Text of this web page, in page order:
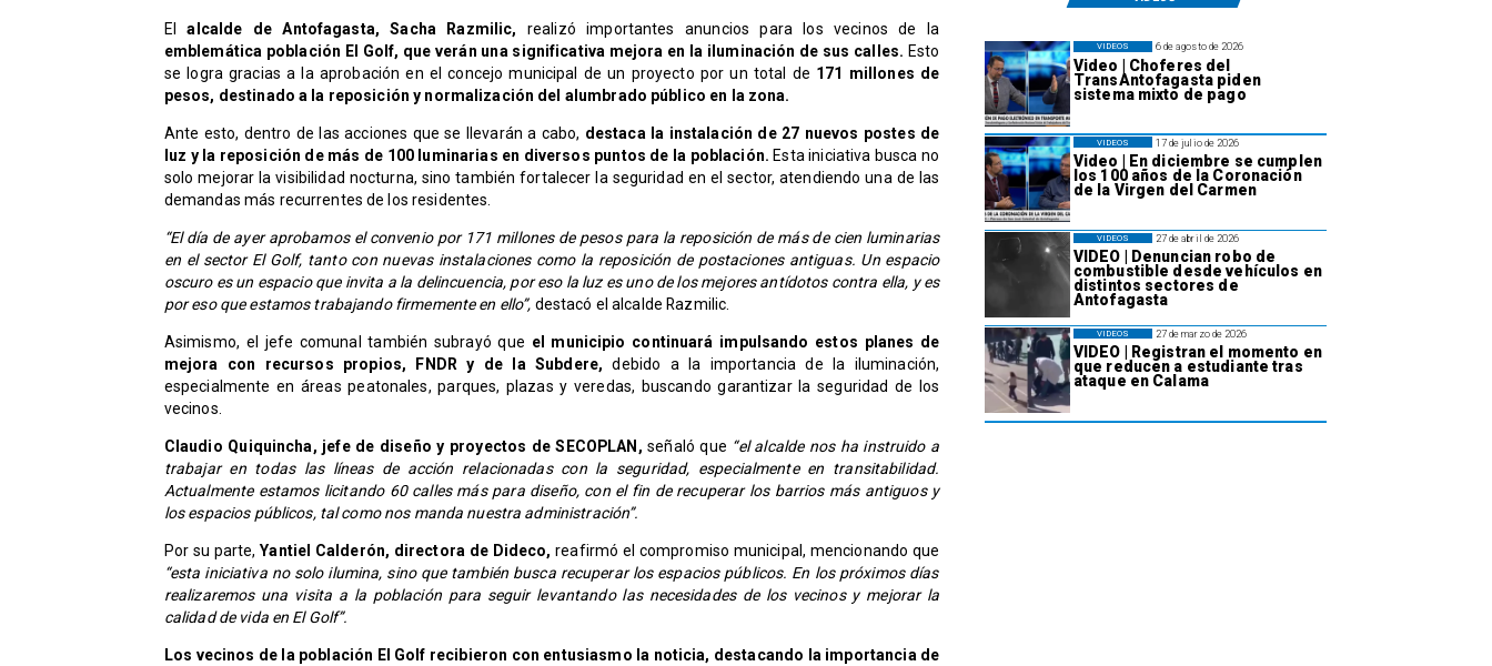
Elalcalde de Antofagasta, Sacha Razmilic, realizó importantes anuncios para los vecinos de la
emblemática población El Golf, que verán una significativa mejora en la iluminación de sus calles. Esto
se logra gracias a la aprobación en el concejo municipal de un proyecto por un total de 171 millones de
pesos, destinado a la reposición y normalización del alumbrado público en la zona.
Ante esto, dentro de las acciones que se llevarán a cabo, destaca la instalación de 27 nuevos postes de
luz y la reposición de más de 100 luminarias en diversos puntos de la población. Esta iniciativa busca no
solo mejorar la visibilidad nocturna, sino también fortalecer la seguridad en el sector, atendiendo una de las
demandas más recurrentes de los residentes.
“El día de ayer aprobamos el convenio por 171 millones de pesos para la reposición de más de cien luminarias
en el sector El Golf, tanto con nuevas instalaciones como la reposición de postaciones antiguas. Un espacio
oscuro es un espacio que invita a la delincuencia, por eso la luz es uno de los mejores antídotos contra ella, y es
por eso que estamos trabajando firmemente en ello”, destacó el alcalde Razmilic.
Asimismo, el jefe comunal también subrayó que el municipio continuará impulsando estos planes de
mejora con recursos propios, FNDR y de la Subdere, debido a la importancia de la iluminación,
especialmente en áreas peatonales, parques, plazas y veredas, buscando garantizar la seguridad de los
vecinos.
Claudio Quiquincha, jefe de diseño y proyectos de SECOPLAN,señaló que “el alcalde nos ha instruido a
trabajar en todas las líneas de acción relacionadas con la seguridad, especialmente en transitabilidad.
Actualmente estamos licitando 60 calles más para diseño, con el fin de recuperar los barrios más antiguos y
los espacios públicos, tal como nos manda nuestra administración”.
Por su parte,Yantiel Calderón, directora de Dideco,reafirmó el compromiso municipal, mencionando que
“esta iniciativa no solo ilumina, sino que también busca recuperar los espacios públicos. En los próximos días
realizaremos una visita a la población para seguir levantando las necesidades de los vecinos y mejorar la
calidad de vida en El Golf”.
Los vecinos de la población El Golf recibieron con entusiasmo la noticia, destacando la importancia de
6 de agosto de 2026
Video | Choferes del
TransAntofagasta piden
sistema mixto de pago
VIDEOS
17 de julio de 2026
Video | En diciembre se cumplen
los 100 años de la Coronación
de la Virgen del Carmen
VIDEOS
27 de abril de 2026
VIDEO | Denuncian robo de
combustible desde vehículos en
distintos sectores de
Antofagasta
VIDEOS
27 de marzo de 2026
VIDEO | Registran el momento en
que reducen a estudiante tras
ataque en Calama
VIDEOS